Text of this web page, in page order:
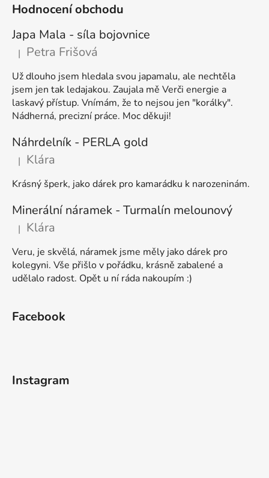
Hodnocení obchodu
Japa Mala - síla bojovnice
Hodnocení produktu je 5 z 5 hvězdiček.
| Petra Frišová
Už dlouho jsem hledala svou japamalu, ale nechtěla
jsem jen tak ledajakou. Zaujala mě Verči energie a
laskavý přístup. Vnímám, že to nejsou jen "korálky".
Nádherná, precizní práce. Moc děkuji!
Náhrdelník - PERLA gold
Hodnocení produktu je 5 z 5 hvězdiček.
| Klára
Krásný šperk, jako dárek pro kamarádku k narozeninám.
Minerální náramek - Turmalín melounový
Hodnocení produktu je 5 z 5 hvězdiček.
| Klára
Veru, je skvělá, náramek jsme měly jako dárek pro
kolegyni. Vše přišlo v pořádku, krásně zabalené a
udělalo radost. Opět u ní ráda nakoupím :)
Facebook
Instagram